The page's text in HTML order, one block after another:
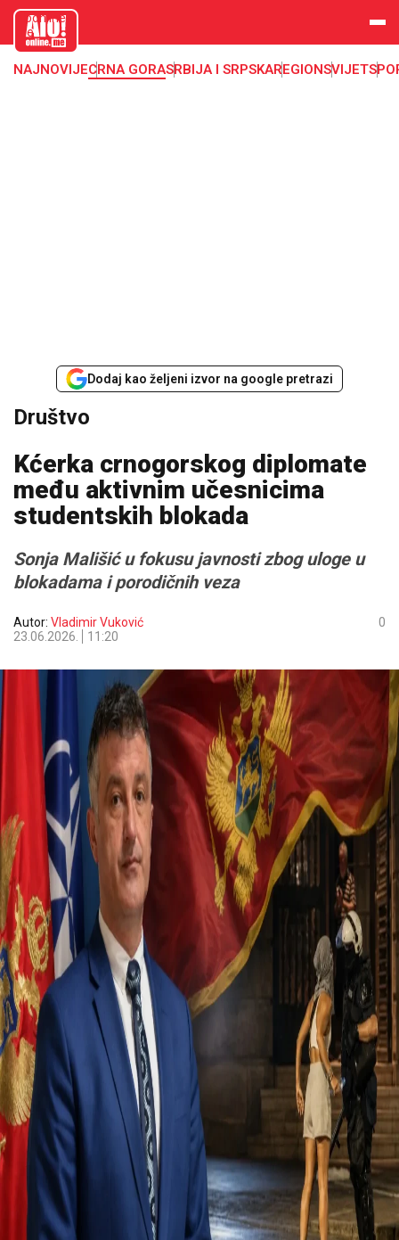
aloonline.
me
NAJNOVIJECRNA GORASRBIJA I SRPSKAREGIONSVIJET
Dodaj kao željeni izvor na google pretrazi
Društvo
Kćerka crnogorskog diplomate
među aktivnim učesnicima
studentskih blokada
Sonja Mališić u fokusu javnosti zbog uloge u
blokadama i porodičnih veza
Autor: Vladimir Vuković
23.06.2026.
11:20
0